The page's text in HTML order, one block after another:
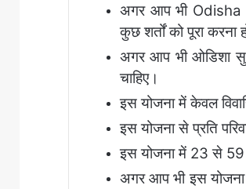
अगर आप भी Odisha
कुछ शर्तों को पूरा करना
अगर आप भी ओडिशा
चाहिए।
इस योजना में केवल
इस योजना से प्रति
इस योजना में 23 से 59
अगर आप भी इस योजना